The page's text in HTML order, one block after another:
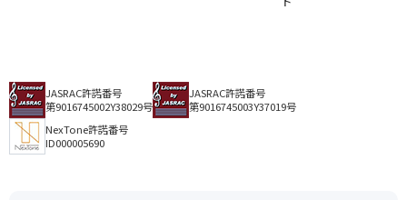
JASRAC許諾番号
第9016745002Y38029号
JASRAC許諾番号
第9016745003Y37019号
NexTone許諾番号
ID000005690